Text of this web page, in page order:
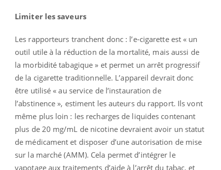
Limiter les saveurs
Les rapporteurs tranchent donc : l’e-cigarette est « un
outil utile à la réduction de la mortalité, mais aussi de
la morbidité tabagique » et permet un arrêt progressif
de la cigarette traditionnelle. L’appareil devrait donc
être utilisé « au service de l’instauration de
l’abstinence », estiment les auteurs du rapport. Ils vont
même plus loin : les recharges de liquides contenant
plus de 20 mg/mL de nicotine devraient avoir un statut
de médicament et disposer d’une autorisation de mise
sur la marché (AMM). Cela permet d’intégrer le
vapotage aux traitements d’aide à l’arrêt du tabac, et